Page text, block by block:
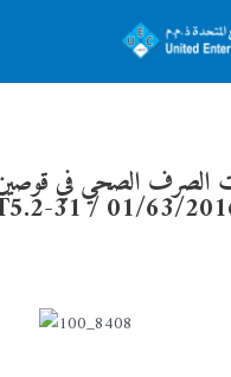
الصرف الصحي في